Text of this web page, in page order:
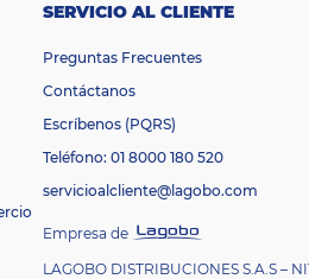
SERVICIO AL CLIENTE
Preguntas Frecuentes
Contáctanos
Escríbenos (PQRS)
Teléfono: 01 8000 180 520
servicioalcliente@lagobo.com
Empresa de
LAGOBO DISTRIBUCIONES S.A.S –